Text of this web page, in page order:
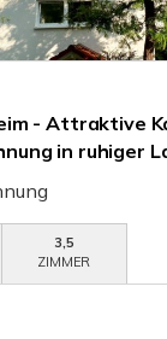
- Attraktive
in ruhiger
3,5
ZIMMER